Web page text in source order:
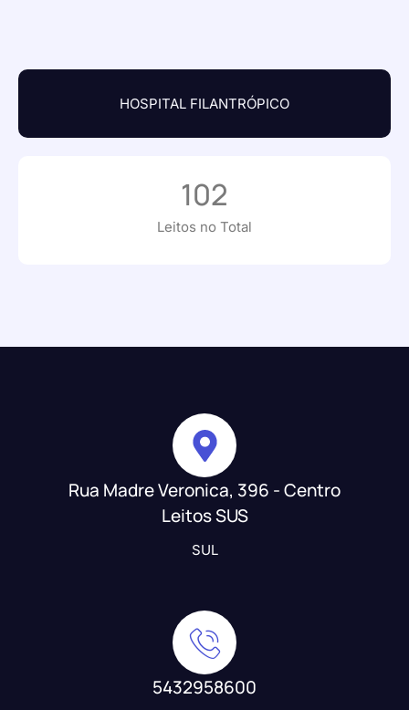
HOSPITAL FILANTRÓPICO
Leitos no Total
102
Rua Madre Veronica, 396 - Centro
Leitos SUS
SUL
5432958600